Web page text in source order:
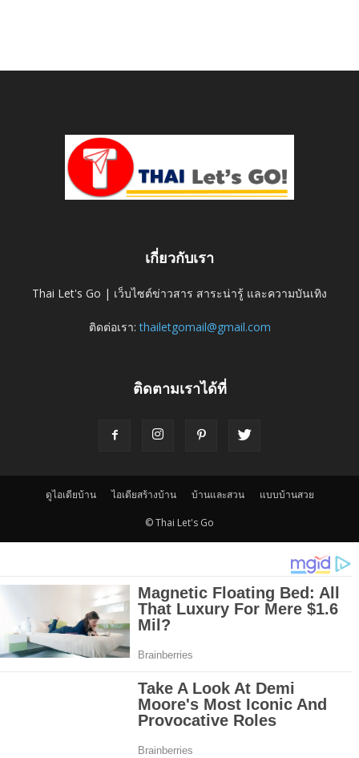
เกี่ยวกับเรา
Thai Let's Go | เว็บไซต์ข่าวสาร สาระน่ารู้ และความบันเทิง
ติดต่อเรา:thailetgomail@gmail.com
ติดตามเราได้ที่
ดูไอเดียบ้าน ไอเดียสร้างบ้าน บ้านและสวน แบบบ้านสวย
© Thai Let's Go